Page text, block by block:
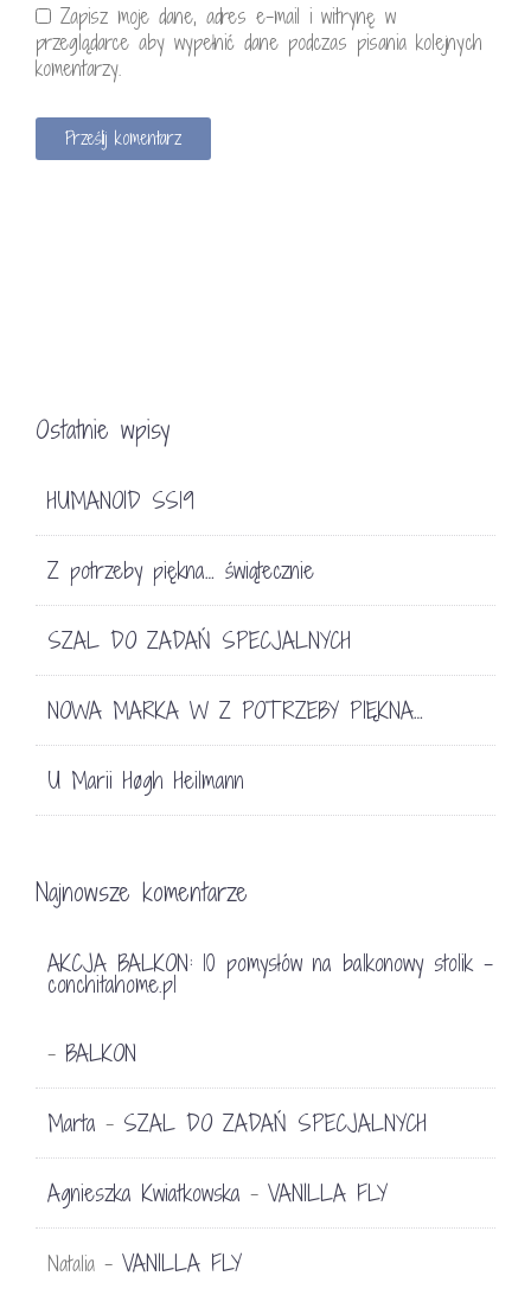
Zapisz moje dane, adres e-mail i witrynę w
przeglądarce aby wypełnić dane podczas pisania kolejnych
komentarzy.
Ostatnie wpisy
HUMANOID SS19
Z potrzeby piękna… świątecznie
SZAL DO ZADAŃ SPECJALNYCH
NOWA MARKA W Z POTRZEBY PIĘKNA…
U Marii Høgh Heilmann
Najnowsze komentarze
AKCJA BALKON: 10 pomysłów na balkonowy stolik -
conchitahome.pl
- BALKON
Marta - SZAL DO ZADAŃ SPECJALNYCH
Agnieszka Kwiatkowska - VANILLA FLY
Natalia - VANILLA FLY